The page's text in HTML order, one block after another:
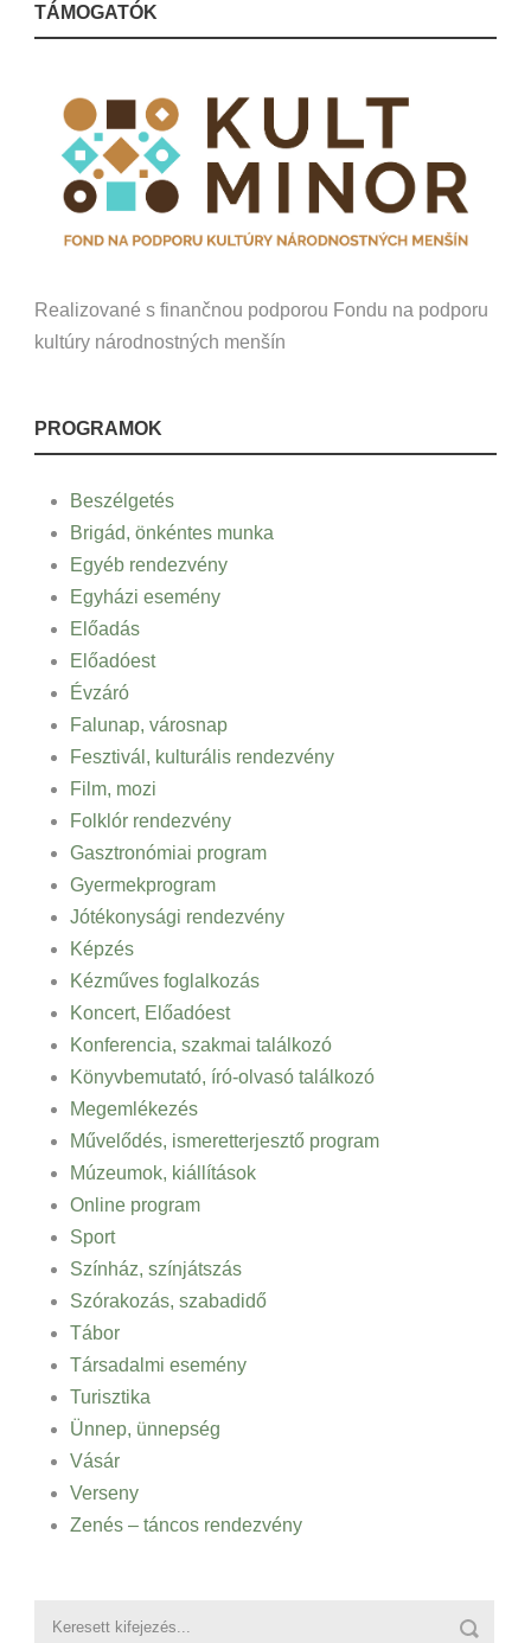
TÁMOGATÓK
Realizované s finančnou podporou Fondu na podporu
kultúry národnostných menšín
PROGRAMOK
Beszélgetés
Brigád, önkéntes munka
Egyéb rendezvény
Egyházi esemény
Előadás
Előadóest
Évzáró
Falunap, városnap
Fesztivál, kulturális rendezvény
Film, mozi
Folklór rendezvény
Gasztronómiai program
Gyermekprogram
Jótékonysági rendezvény
Képzés
Kézműves foglalkozás
Koncert, Előadóest
Konferencia, szakmai találkozó
Könyvbemutató, író-olvasó találkozó
Megemlékezés
Művelődés, ismeretterjesztő program
Múzeumok, kiállítások
Online program
Sport
Színház, színjátszás
Szórakozás, szabadidő
Tábor
Társadalmi esemény
Turisztika
Ünnep, ünnepség
Vásár
Verseny
Zenés – táncos rendezvény